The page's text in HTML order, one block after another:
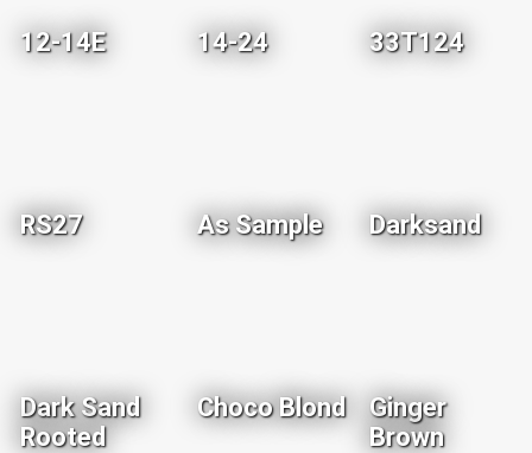
12-14E 14-24 33T124
RS27 As Sample Darksand
Dark Sand
Rooted
Choco Blond
Ginger
Brown